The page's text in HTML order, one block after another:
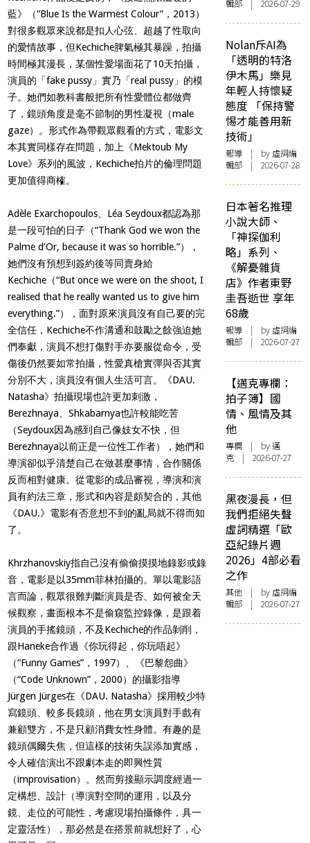
藍》（“Blue Is the Warmest Colour” ， 2013）
對很多觀眾來說都是扣人心弦、超越了性取向
的愛情故事，但Kechiche脾氣極其暴躁，拍攝
時間極其漫長，某個性愛場面花了10天拍攝，
演員的「fake pussy 」實乃「real pussy 」的模
子。她們如教科書般把所有性愛體位都做齊
了，鏡頭角度是毫不節制的男性凝視（male
gaze）。形式作為帶觀眾觀看的方式，電影文
本其實同樣存在問題，加上《Mektoub My
Love》系列的風波， Kechiche拍片的倫理問題
更加值得商榷。
Adèle Exarchopoulos Léa Seydoux都認為那
是一段可怕的日子（“Thank God we won the
Palme d’Or, because it was so horrible.”），
她們沒有預想到簽約後等同賣身給
Kechiche （“But once we were on the shoot, I
realised that he really wanted us to give him
everything.”），面對原來演員沒有自己要的完
全信任， Kechiche不作溝通和鼓勵之餘強迫她
們奉獻，演員不想打傷對手亦要服從命令，受
傷後仍然要如常拍攝，性愛真槍實彈與否其實
分別不大，演員沒有個人生活可言。《DAU.
Natasha》拍攝現場也許更加刺激，
Berezhnaya 、Shkabarnya也許較能吃苦
（Seydoux因為感到自己像妓女不快，但
Berezhnaya以前正是一位性工作者），她們和
導演卻似乎清楚自己在做甚麼事情，合作關係
反而相對健康。從電影的成品審視，導演和演
員有約法三章，形式和內容是頗契合的，其他
《DAU.》電影有否意想不到的亂局就不得而知
了。
Khrzhanovskiy指自己沒有偷偷摸摸地錄影或錄
音，電影是以35mm菲林拍攝的。單以電影語
言而論，觀眾很難判斷演員是否、如何被全天
候觀察，畫面根本不是偷窺監控錄像，是跟着
演員的手搖鏡頭，不及Kechiche的作品剝削，
跟Haneke合作過《你玩得起，你玩唔起》
（“Funny Games” ， 1997）、《巴黎怨曲》
（“Code Unknown” ， 2000）的攝影指導
Jürgen Jürges在《DAU. Natasha》採用較少特
寫鏡頭、較多長鏡頭，他在男女演員對手戲有
兼顧雙方，不是只顧消費女性身體。有趣的是
鏡頭偶爾失焦，但這樣的技術失誤添加實感，
令人確信演出不跟劇本走的即興性質
（improvisation）。然而剪接顯示調度經過一
定構想、設計（導演對空間的運用，以及分
鏡、走位的可能性，考慮現場拍攝條件，具一
定靈活性），那必然是在搭景前就想好了，心
輯部 | 2026-07-29
Nolan斥AI為
「透明的特洛
伊木馬」樂見
年輕人持懷疑
態度 「保持警
惕才能善用新
技術」
報導 | by 虛詞編
輯部 | 2026-07-28
日本著名推理
小說大師、
「神探伽利
略」系列、
《解憂雜貨
店》作者東野
圭吾逝世 享年
68歲
報導 | by 虛詞編
輯部 | 2026-07-27
【邁克專欄：
拍子簿】國
情、風情及其
他
專欄 | by邁
克 | 2026-07-27
黑夜漫長，但
我們拒絕失聲
虛詞精選「歐
亞紀錄片週
2026」4部必看
之作
其他 | by 虛詞編
輯部 | 2026-07-27